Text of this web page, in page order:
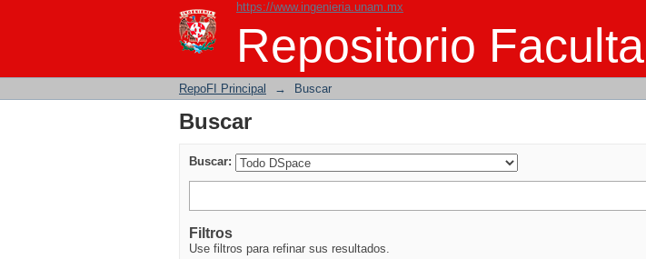
https://www.ingenieria.unam.mx
Repositorio
Buscar
RepoFI Principal → Buscar
Buscar
Buscar:
Filtros
Use filtros para refinar sus resultados.